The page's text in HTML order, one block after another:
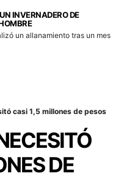
INVERNADERO DE
un allanamiento tras un mes